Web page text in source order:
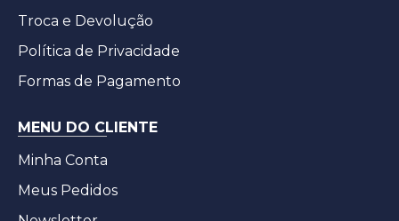
Troca e Devolução
Política de Privacidade
Formas de Pagamento
MENU DO CLIENTE
Minha Conta
Meus Pedidos